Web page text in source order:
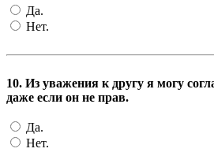
Да.
Нет.
10. Из уважения к другу я могу
даже если он не прав.
Да.
Нет.